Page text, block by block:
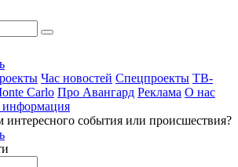
Час новостей Спецпроекты ТВ-
Carlo Про Авангард Реклама О нас
информация
события или происшествия?